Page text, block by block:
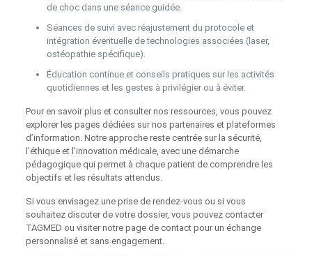
de choc dans une séance guidée.
Séances de suivi avec réajustement du protocole et
intégration éventuelle de technologies associées (laser,
ostéopathie spécifique).
Éducation continue et conseils pratiques sur les activités
quotidiennes et les gestes à privilégier ou à éviter.
Pour en savoir plus et consulter nos ressources, vous pouvez
explorer les pages dédiées sur nos partenaires et plateformes
d’information. Notre approche reste centrée sur la sécurité,
l’éthique et l’innovation médicale, avec une démarche
pédagogique qui permet à chaque patient de comprendre les
objectifs et les résultats attendus.
Si vous envisagez une prise de rendez‑vous ou si vous
souhaitez discuter de votre dossier, vous pouvez contacter
TAGMED ou visiter notre page de contact pour un échange
personnalisé et sans engagement.